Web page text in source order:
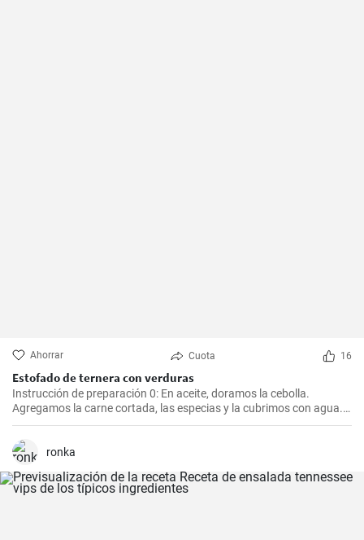
Ahorrar Cuota 16
Estofado de ternera con verduras
Instrucción de preparación 0: En aceite, doramos la cebolla.
Agregamos la carne cortada, las especias y la cubrimos con agua.
Cocinamos hasta que esté tierna. Luego, agregamos las verduras,
el puré y cocinamos hasta que todo esté suave. Finalmente
agregamos la crema y dejamos que hierva.
ronka